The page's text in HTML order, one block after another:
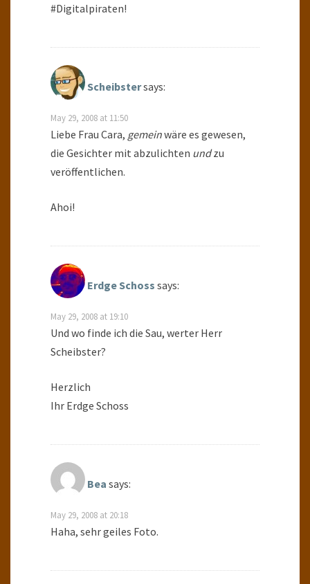
#Digitalpiraten!
Scheibstersays:
May 29, 2008 at 11:50
Liebe Frau Cara, gemeinwäre es gewesen,
die Gesichter mit abzulichten undzu
veröffentlichen.
Ahoi!
Erdge Schoss says:
May 29, 2008 at 19:10
Und wo finde ich die Sau, werter Herr
Scheibster?
Herzlich
Ihr Erdge Schoss
Bea says:
May 29, 2008 at 20:18
Haha, sehr geiles Foto.